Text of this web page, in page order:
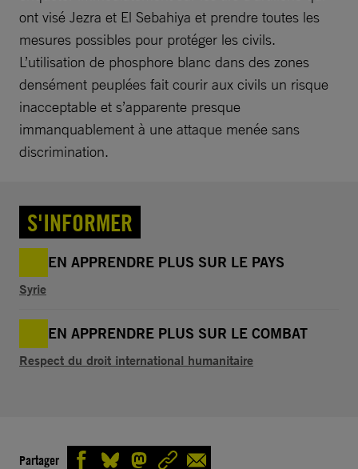
ont visé Jezra et El Sebahiya et prendre toutes les
mesures possibles pour protéger les civils.
L’utilisation de phosphore blanc dans des zones
densément peuplées fait courir aux civils un risque
inacceptable et s’apparente presque
immanquablement à une attaque menée sans
discrimination.
S'INFORMER
EN APPRENDRE PLUS SUR LE PAYS
Syrie
EN APPRENDRE PLUS SUR LE COMBAT
Respect du droit international humanitaire
Partager